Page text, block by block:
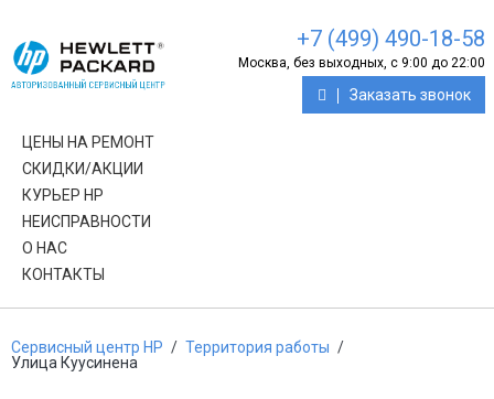
+7 (499) 490-18-58
Москва, без выходных, с 9:00 до 22:00
Заказать звонок
ЦЕНЫ НА РЕМОНТ
СКИДКИ/АКЦИИ
КУРЬЕР HP
НЕИСПРАВНОСТИ
О НАС
КОНТАКТЫ
Сервисный центр HP / Территория работы /
Улица Куусинена